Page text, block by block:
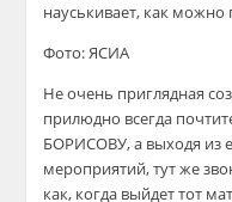
науськивает, как
Фото: ЯСИА
Не очень приглядная
прилюдно всегда
БОРИСОВУ, а выходя из
мероприятий, тут же
как, когда выйдет тот